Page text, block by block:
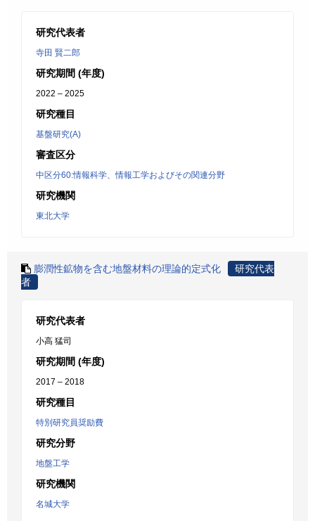
研究代表者
寺田 賢二郎
研究期間 (年度)
2022 – 2025
研究種目
基盤研究(A)
審査区分
中区分60:情報科学、情報工学およびその関連分野
研究機関
東北大学
膨潤性鉱物を含む地盤材料の理論的定式化
研究代表
者
研究代表者
小高 猛司
研究期間 (年度)
2017 – 2018
研究種目
特別研究員奨励費
研究分野
地盤工学
研究機関
名城大学